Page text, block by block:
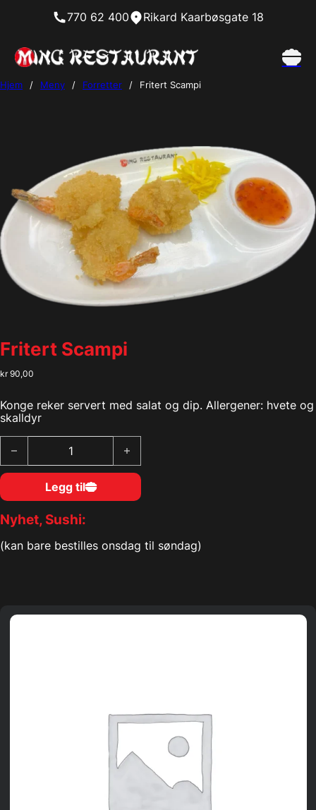
770 62 400 Rikard Kaarbøsgate 18
Hjem / Meny / Forretter / Fritert Scampi
Fritert Scampi
kr90,00
Konge reker servert med salat og dip. Allergener: hvete og
skalldyr
Fritert Scampi antall
Legg til
Nyhet, Sushi:
(kan bare bestilles onsdag til søndag)